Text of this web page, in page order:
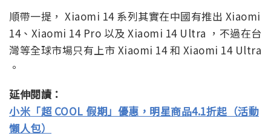
順帶一提， Xiaomi 14 系列其實在中國有推出 Xiaomi
14、Xiaomi 14 Pro 以及 Xiaomi 14 Ultra ，不過在台
灣等全球市場只有上市 Xiaomi 14 和 Xiaomi 14 Ultra
。
延伸閱讀：
小米「超 COOL 假期」優惠，明星商品4.1折起（活動
懶人包）